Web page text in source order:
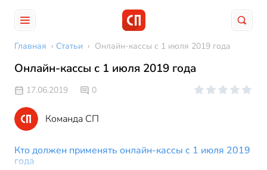
Главная › Статьи › Онлайн-кассы с 1 июля 2019 года
Онлайн-кассы с 1 июля 2019 года
17.06.2019 0
Команда СП
Кто должен применять онлайн-кассы с 1 июля 2019
года